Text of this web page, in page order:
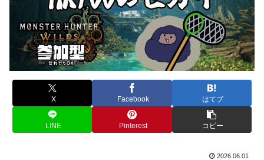
X Facebook はてブ
LINE Pinterest コピー
2026.06.01